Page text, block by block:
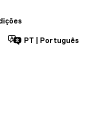
PT Português